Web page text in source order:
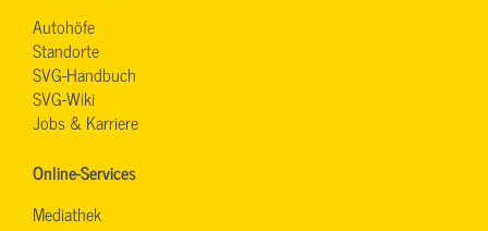
Autohöfe
Standorte
SVG-Handbuch
SVG-Wiki
Jobs & Karriere
Online-Services
Mediathek